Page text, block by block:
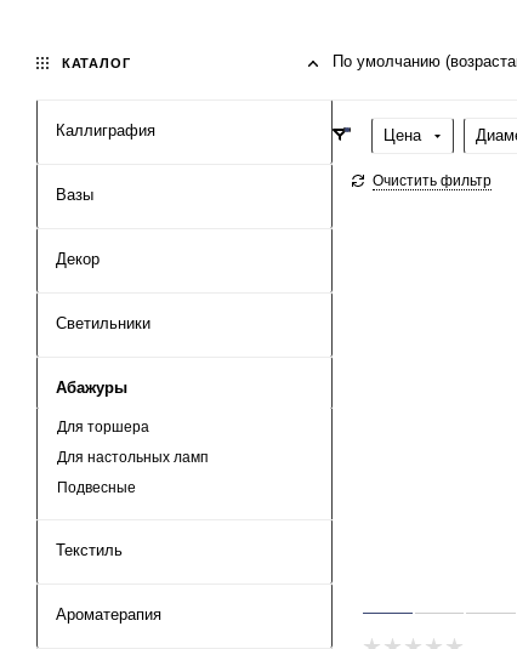
По умолчанию
Цена
Очистить фильтр
КАТАЛОГ
Каллиграфия
Вазы
Декор
Светильники
Абажуры
Для торшера
Для настольных ламп
Подвесные
Текстиль
Ароматерапия